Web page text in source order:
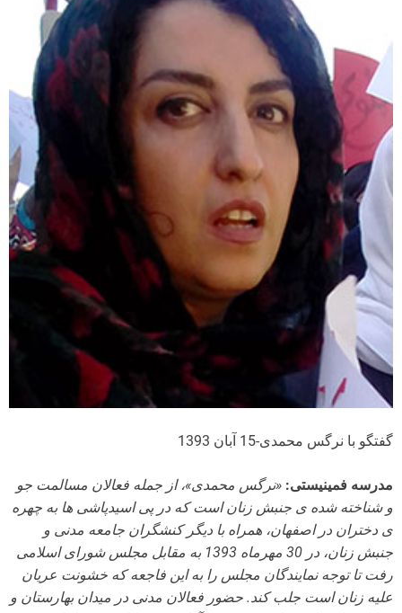
گفتگو با نرگس محمدی-15 آبان 1393
مدرسه فمینیستی: «نرگس محمدی»، از جمله فعالان مسالمت جو
و شناخته شده ی جنبش زنان است که در پی اسیدپاشی ها به چهره
ی دختران در اصفهان، همراه با دیگر کنشگران جامعه مدنی و
جنبش زنان، در 30 مهرماه 1393 به مقابل مجلس شورای اسلامی
رفت تا توجه نمایندگان مجلس را به این فاجعه که خشونت عریان
علیه زنان است جلب کند. حضور فعالان مدنی در میدان بهارستان و